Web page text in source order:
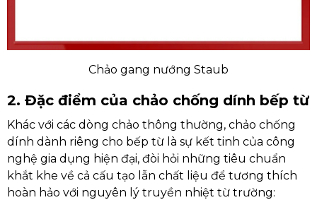
Chảo gang nướng Staub
2. Đặc điểm của chảo chống dính bếp từ
Khác với các dòng chảo thông thường, chảo chống
dính dành riêng cho bếp từ là sự kết tinh của công
nghệ gia dụng hiện đại, đòi hỏi những tiêu chuẩn
khắt khe về cả cấu tạo lẫn chất liệu để tương thích
hoàn hảo với nguyên lý truyền nhiệt từ trường: